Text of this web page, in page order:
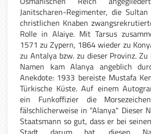
Janitscharen-Regimenter, die
christlichen Knaben
Rolle in Alaiye. Mit Tarsus
1571 zu Zypern, 1864 wieder zu
zu Antalya bzw. zu dieser Provinz.
Namen kam Alanya angeblich
Anekdote: 1933 bereiste Mustafa
Türkische Küste. Auf einem
ein Funkoffizier die
fälschlicherweise in "Alanya" Dieser
Staatsmann so gut, dass er bei